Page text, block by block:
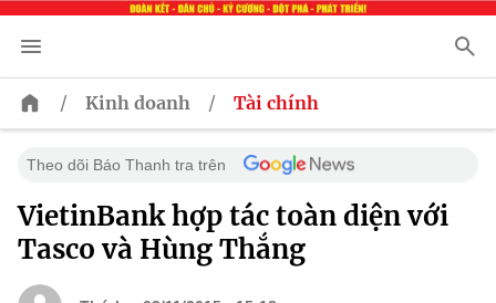
/ Kinh doanh / Tài chính
Theo dõi Báo Thanh tra trên
VietinBank hợp tác toàn diện với
Tasco và Hùng Thắng